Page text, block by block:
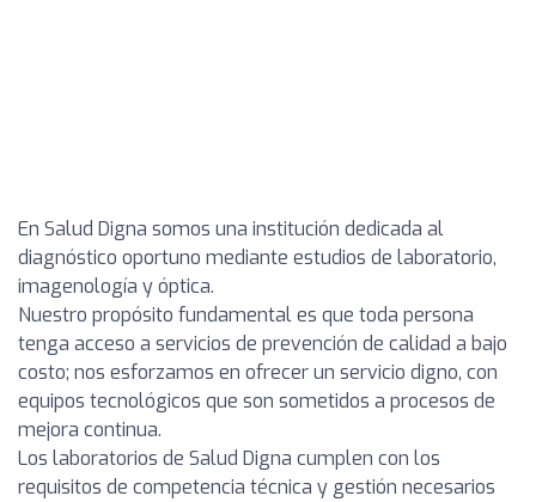
En Salud Digna somos una institución dedicada al
diagnóstico oportuno mediante estudios de laboratorio,
imagenología y óptica.
Nuestro propósito fundamental es que toda persona
tenga acceso a servicios de prevención de calidad a bajo
costo; nos esforzamos en ofrecer un servicio digno, con
equipos tecnológicos que son sometidos a procesos de
mejora continua.
Los laboratorios de Salud Digna cumplen con los
requisitos de competencia técnica y gestión necesarios